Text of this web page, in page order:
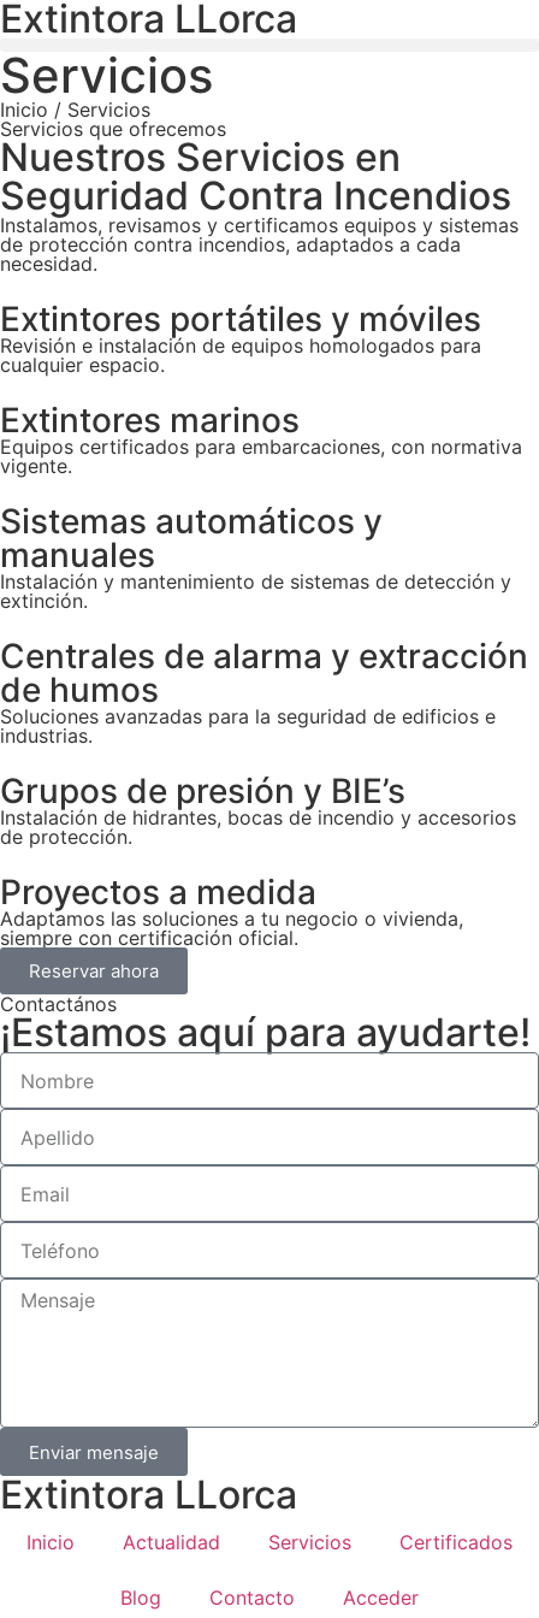
Extintora LLorca
Servicios
Inicio / Servicios
Servicios que ofrecemos
Nuestros Servicios en
Seguridad Contra Incendios
Instalamos, revisamos y certificamos equipos y sistemas
de protección contra incendios, adaptados a cada
necesidad.
Extintores portátiles y móviles
Revisión e instalación de equipos homologados para
cualquier espacio.
Extintores marinos
Equipos certificados para embarcaciones, con normativa
vigente.
Sistemas automáticos y
manuales
Instalación y mantenimiento de sistemas de detección y
extinción.
Centrales de alarma y extracción
de humos
Soluciones avanzadas para la seguridad de edificios e
industrias.
Grupos de presión y BIE’s
Instalación de hidrantes, bocas de incendio y accesorios
de protección.
Proyectos a medida
Adaptamos las soluciones a tu negocio o vivienda,
siempre con certificación oficial.
Reservar ahora
Contactános
¡Estamos aquí para ayudarte!
Enviar mensaje
Extintora LLorca
Inicio Actualidad Servicios Certificados
Blog Contacto Acceder